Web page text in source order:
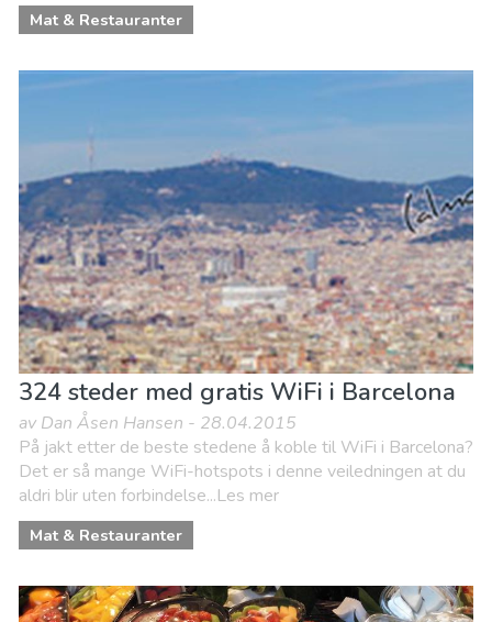
Mat & Restauranter
324 steder med gratis WiFi i Barcelona
av Dan Åsen Hansen - 28.04.2015
På jakt etter de beste stedene å koble til WiFi i Barcelona?
Det er så mange WiFi-hotspots i denne veiledningen at du
aldri blir uten forbindelse...Les mer
Mat & Restauranter